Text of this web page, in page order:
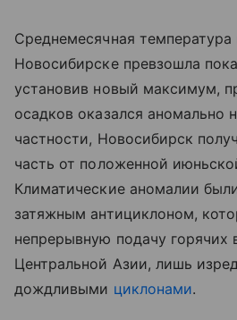
Среднемесячная температура
Новосибирске превзошла
установив новый максимум,
осадков оказался аномально
частности, Новосибирск
часть от положенной
Климатические аномалии
затяжным антициклоном,
непрерывную подачу горячих
Центральной Азии, лишь
дождливыми циклонами.